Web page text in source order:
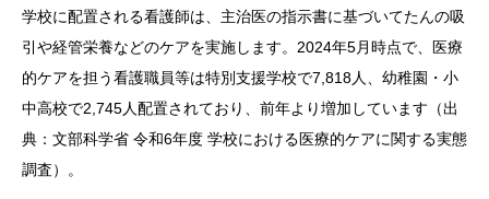
学校に配置される看護師は、主治医の指示書に基づいてたんの吸
引や経管栄養などのケアを実施します。2024年5月時点で、医療
的ケアを担う看護職員等は特別支援学校で7,818人、幼稚園・小
中高校で2,745人配置されており、前年より増加しています（出
典：文部科学省 令和6年度 学校における医療的ケアに関する実態
調査）。